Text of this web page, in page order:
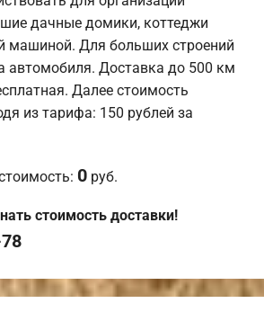
дачные домики, коттеджи
машиной. Для больших строений
автомобиля. Доставка до 500 км
Далее стоимость
из тарифа: 150 рублей за
0 руб.
стоимость доставки!